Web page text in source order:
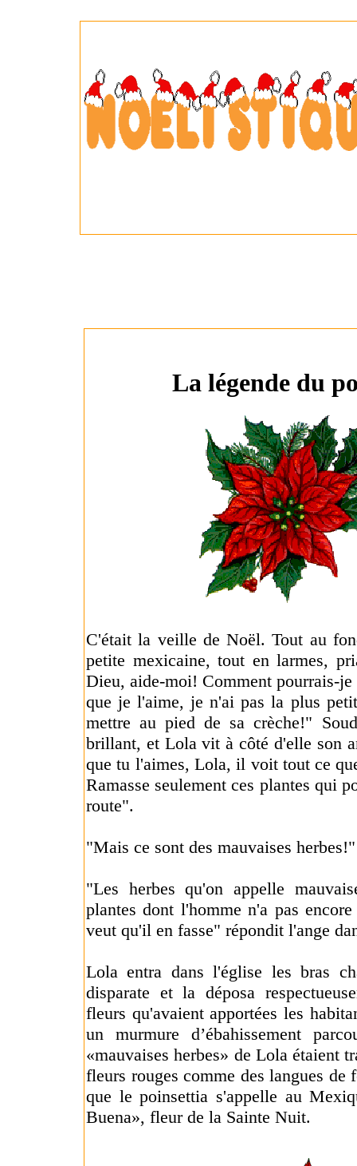
La légende du
C'était la veille de Noël. Tout au
petite mexicaine, tout en larmes,
Dieu, aide-moi! Comment pourrais-je
que je l'aime, je n'ai pas la plus
mettre au pied de sa crèche!"
brillant, et Lola vit à côté d'elle son
que tu l'aimes, Lola, il voit tout ce
Ramasse seulement ces plantes qui
route".
"Mais ce sont des mauvaises
"Les herbes qu'on appelle
plantes dont l'homme n'a pas
veut qu'il en fasse" répondit l'ange
Lola entra dans l'église les bras
disparate et la déposa
fleurs qu'avaient apportées les
un murmure d’ébahissement
«mauvaises herbes» de Lola étaient
fleurs rouges comme des langues de
que le poinsettia s'appelle au
Buena», fleur de la Sainte Nuit.